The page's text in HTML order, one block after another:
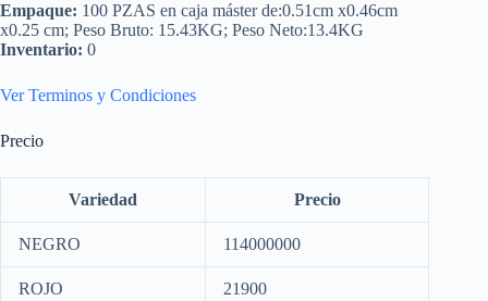
Empaque: 100 PZAS en caja máster de:0.51cm x0.46cm
x0.25 cm; Peso Bruto: 15.43KG; Peso Neto:13.4KG
Inventario: 0
Ver Terminos y Condiciones
Precio
Variedad Precio
NEGRO 114000000
ROJO 21900